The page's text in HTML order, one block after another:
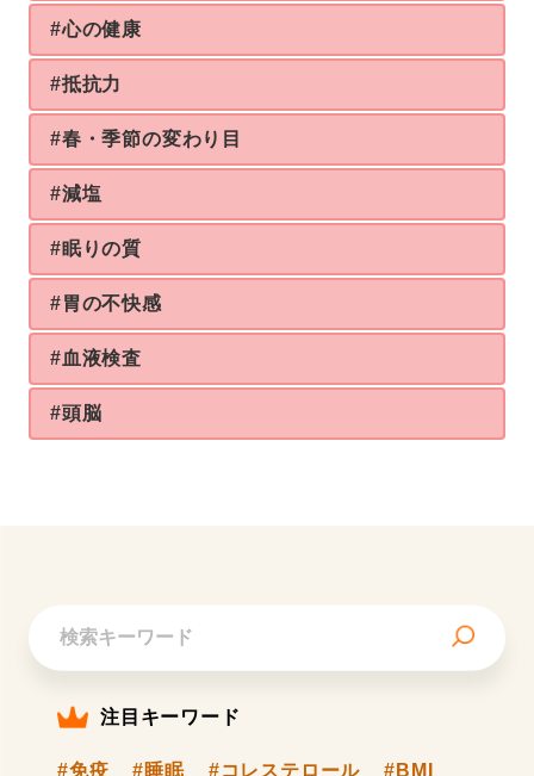
#心の健康
#抵抗力
#春・季節の変わり目
#減塩
#眠りの質
#胃の不快感
#血液検査
#頭脳
注目キーワード
#免疫 #睡眠 #コレステロール #BMI